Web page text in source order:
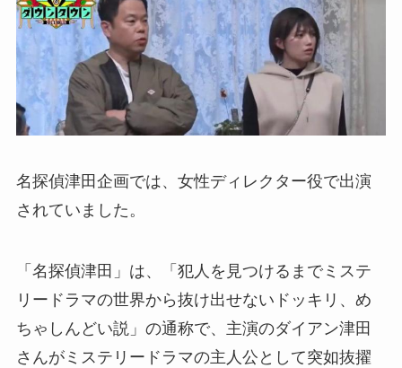
名探偵津田企画では、女性ディレクター役で出演
されていました。
「名探偵津田」は、「犯人を見つけるまでミステ
リードラマの世界から抜け出せないドッキリ、め
ちゃしんどい説」の通称で、主演のダイアン津田
さんがミステリードラマの主人公として突如抜擢